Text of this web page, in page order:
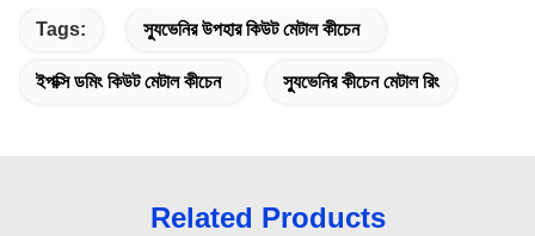
Tags: স্যুভেনির উপহার কিউট মেটাল কীচেন
ইপক্সি ডমিং কিউট মেটাল কীচেন স্যুভেনির কীচেন মেটাল রিং
Related Products